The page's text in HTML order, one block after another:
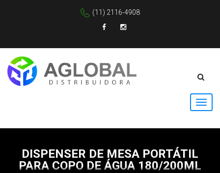
(11) 2116-4908
DISPENSER DE MESA PORTÁTIL
PARA COPO DE ÁGUA 180/200ML